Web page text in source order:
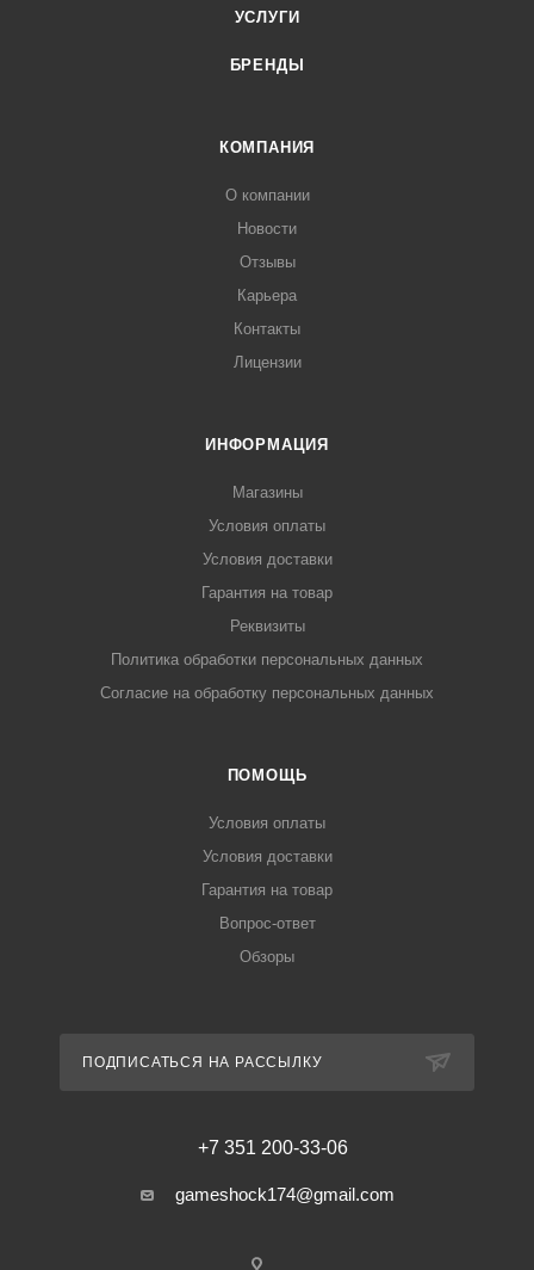
УСЛУГИ
БРЕНДЫ
КОМПАНИЯ
О компании
Новости
Отзывы
Карьера
Контакты
Лицензии
ИНФОРМАЦИЯ
Магазины
Условия оплаты
Условия доставки
Гарантия на товар
Реквизиты
Политика обработки персональных данных
Согласие на обработку персональных данных
ПОМОЩЬ
Условия оплаты
Условия доставки
Гарантия на товар
Вопрос-ответ
Обзоры
ПОДПИСАТЬСЯ НА РАССЫЛКУ
+7 351 200-33-06
gameshock174@gmail.com